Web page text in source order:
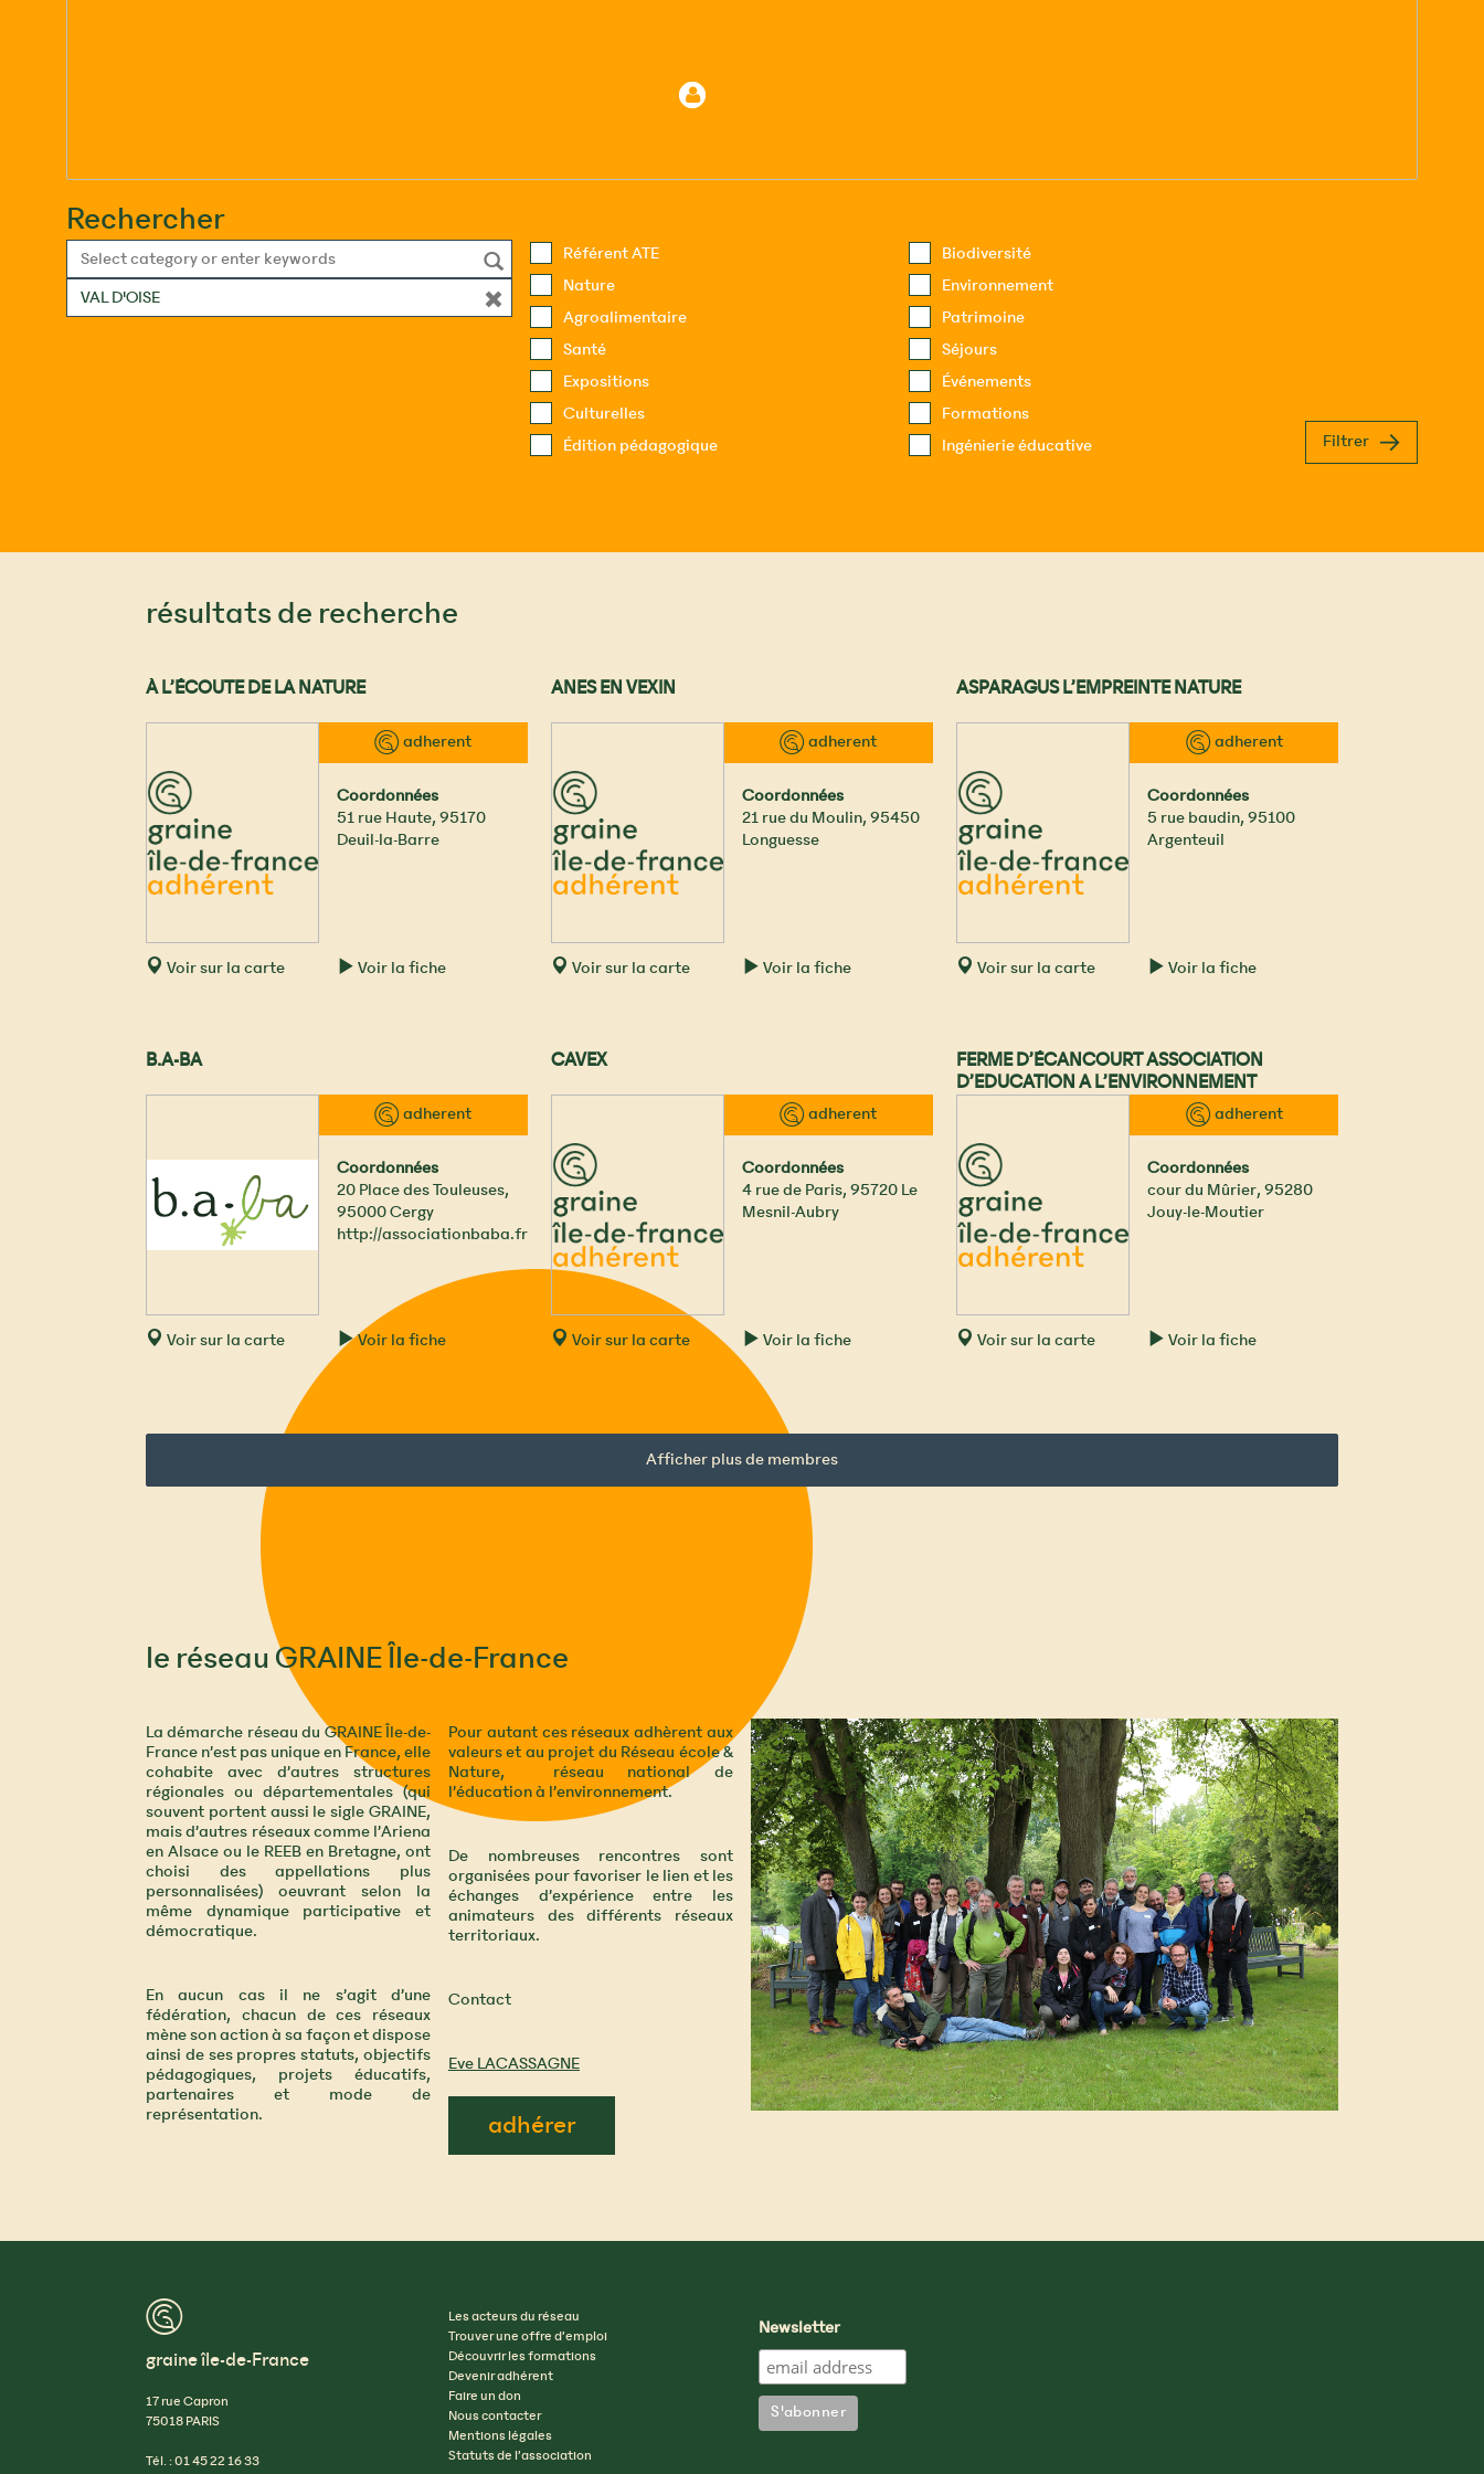
Rechercher
Référent ATE
Biodiversité
Nature
Environnement
Agroalimentaire
Patrimoine
Santé
Séjours
Expositions
Événements
Culturelles
Formations
Édition pédagogique
Ingénierie éducative Filtrer
résultats de recherche
À L’ÉCOUTE DE LA NATURE
Voir sur la carte
™ adherent
Coordonnées
51 rue Haute,95170
Deuil-la-Barre
Voir la fiche
ANES EN VEXIN
Voir sur la carte
™ adherent
Coordonnées
21 rue du Moulin,95450
Longuesse
Voir la fiche
ASPARAGUS L’EMPREINTE NATURE
Voir sur la carte
™ adherent
Coordonnées
5 rue baudin,95100
Argenteuil
Voir la fiche
B.A-BA
Voir sur la carte
™ adherent
Coordonnées
20 Place des Touleuses,
95000Cergy
http://associationbaba.fr
Voir la fiche
CAVEX
Voir sur la carte
™ adherent
Coordonnées
4 rue de Paris,95720Le
Mesnil-Aubry
Voir la fiche
FERME D’ÉCANCOURT ASSOCIATION
D’EDUCATION A L’ENVIRONNEMENT
Voir sur la carte
™ adherent
Coordonnées
cour du Mûrier,95280
Jouy-le-Moutier
Voir la fiche
Afficher plus de membres
le réseau GRAINE Île-de-France
La démarche réseau du GRAINE Île-de-
France n’est pas unique en France, elle
cohabite avec d’autres structures
régionales ou départementales (qui
souvent portent aussi le sigle GRAINE,
mais d’autres réseaux comme l’Ariena
en Alsace ou le REEB en Bretagne, ont
choisi des appellations plus
personnalisées) oeuvrant selon la
même dynamique participative et
démocratique.
En aucun cas il ne s’agit d’une
fédération, chacun de ces réseaux
mène son action à sa façon et dispose
ainsi de ses propres statuts, objectifs
pédagogiques, projets éducatifs,
partenaires et mode de
représentation.
Pour autant ces réseaux adhèrent aux
valeurs et au projet du Réseau école &
Nature, réseau national de
l’éducation à l’environnement.
De nombreuses rencontres sont
organisées pour favoriser le lien et les
échanges d’expérience entre les
animateurs des différents réseaux
territoriaux.
Contact
Eve LACASSAGNE
adhérer
™
graine île-de-France
17 rue Capron
75018 PARIS
Tél. : 01 45 22 16 33
Les acteurs du réseau
Trouver une offre d’emploi
Découvrir les formations
Devenir adhérent
Faire un don
Nous contacter
Mentions légales
Statuts de l’association
Newsletter